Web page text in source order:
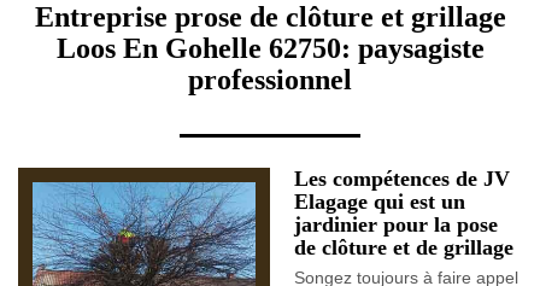
Entreprise prose de clôture et grillage
Loos En Gohelle 62750: paysagiste
professionnel
Les compétences de JV
Elagage qui est un
jardinier pour la pose
de clôture et de grillage
Songez toujours à faire appel